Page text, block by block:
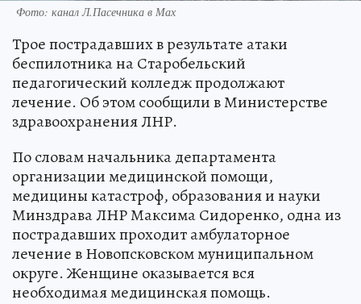
Фото: канал Л.Пасечника в Мах
Трое пострадавших в результате атаки
беспилотника на Старобельский
педагогический колледж продолжают
лечение. Об этом сообщили в Министерстве
здравоохранения ЛНР.
По словам начальника департамента
организации медицинской помощи,
медицины катастроф, образования и науки
Минздрава ЛНР Максима Сидоренко, одна из
пострадавших проходит амбулаторное
лечение в Новопсковском муниципальном
округе. Женщине оказывается вся
необходимая медицинская помощь.